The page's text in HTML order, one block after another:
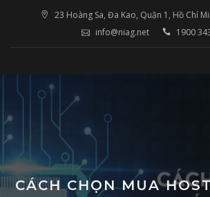
23 Hoàng Sa, Đa Kao, Quận 1, Hồ Chí
info@niag.net
1900
CÁCH CHỌN MUA